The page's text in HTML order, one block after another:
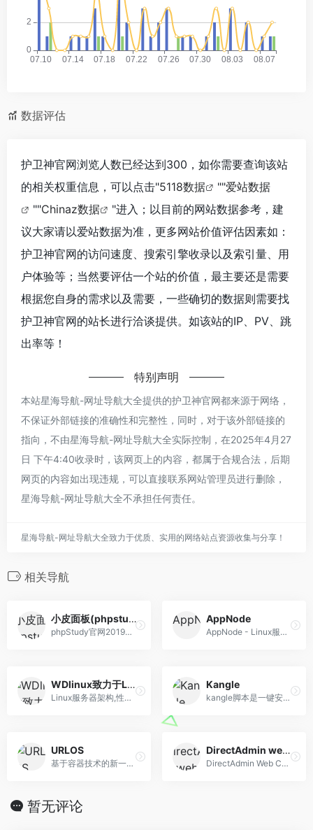
数据评估
护卫神官网浏览人数已经达到300，如你需要查询该站
的相关权重信息，可以点击"5118数据 ""爱站数据
""Chinaz数据
"进入；以目前的网站数据参考，建
议大家请以爱站数据为准，更多网站价值评估因素如：
护卫神官网的访问速度、搜索引擎收录以及索引量、用
户体验等；当然要评估一个站的价值，最主要还是需要
根据您自身的需求以及需要，一些确切的数据则需要找
护卫神官网的站长进行洽谈提供。如该站的IP、PV、跳
出率等！
特别声明
本站星海导航-网址导航大全提供的护卫神官网都来源于网络，
不保证外部链接的准确性和完整性，同时，对于该外部链接的
指向，不由星海导航-网址导航大全实际控制，在2025年4月27
日 下午4:40收录时，该网页上的内容，都属于合规合法，后期
网页的内容如出现违规，可以直接联系网站管理员进行删除，
星海导航-网址导航大全不承担任何责任。
星海导航-网址导航大全致力于优质、实用的网络站点资源收集与分享！
相关导航
小皮面板(phpstudy)
phpStudy官网2019正式推出phpStudy V8.0版本PHP集成环境，支持Windows与Linux系统，支持WEB面板操作管理，一键网站开发环境搭建配置，另经典版本phpStudy2016/2018/JspStudy环境套件同步更新中，欢迎网站开发者或运维下载使用！
AppNode
AppNode - Linux服务器集群管理面板
WDlinux致力于Linux服务器应用
Linux服务器架构,性能优化.免费CDN加速系统,CDN软件,免费智能DNS解析系统,DNS软件,负载均衡,集群分流 wdlinux,wdcp,wdcdn,wddns,cdn,免费CDN系统，多节点CDN,CDN部署，负载均衡LVS，智能DNS，集群分流
Kangle
kangle脚本是一键安装Kangle+Easypanel+Mysql的集合脚本。脚本本身集成：PHP5.3-7.3、MYSQL5.6。使用方便，功能强大，免费提供kangle 虚拟主机管理销售系统。
URLOS
基于容器技术的新一代主机管理系统，将网站、小程序和APP等应用运行在多台主机上，弹性加减硬件，单机故障不影响在线业务。
DirectAdmin web控制面板
DirectAdmin Web Control Panel Home
暂无评论